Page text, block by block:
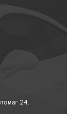
24.